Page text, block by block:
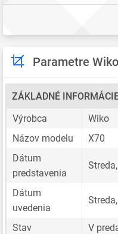
Parametre
ZÁKLADNÉ
Výrobca
Wiko
Názov modelu
X70
Dátum
predstavenia
Dátum
uvedenia
Stav V